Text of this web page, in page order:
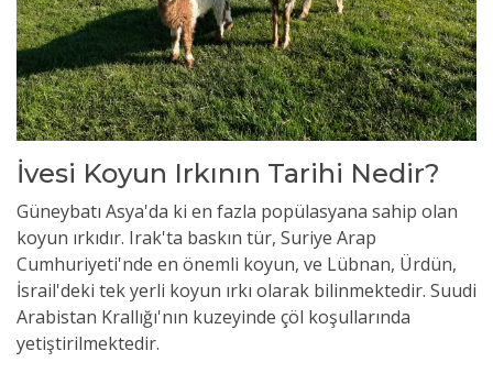
İvesi Koyun Irkının Tarihi Nedir?
Güneybatı Asya'da ki en fazla popülasyana sahip olan
koyun ırkıdır. Irak'ta baskın tür, Suriye Arap
Cumhuriyeti'nde en önemli koyun, ve Lübnan, Ürdün,
İsrail'deki tek yerli koyun ırkı olarak bilinmektedir. Suudi
Arabistan Krallığı'nın kuzeyinde çöl koşullarında
yetiştirilmektedir.